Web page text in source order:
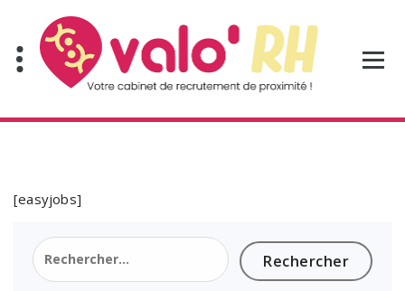
contenu
[easyjobs]
Rechercher :